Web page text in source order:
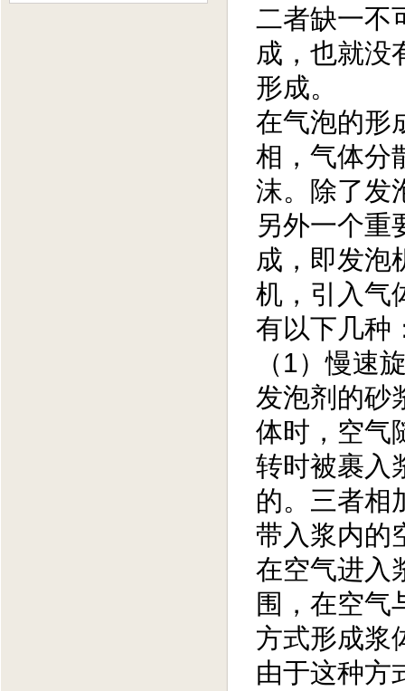
二者缺一不
成，也就没
形成。
在气泡的形
相，气体分
沫。除了发
另外一个重
成，即发泡
机，引入气
有以下几种
（1）慢速
发泡剂的砂
体时，空气
转时被裹入
的。三者相
带入浆内的
在空气进入
围，在空气
方式形成浆
由于这种方